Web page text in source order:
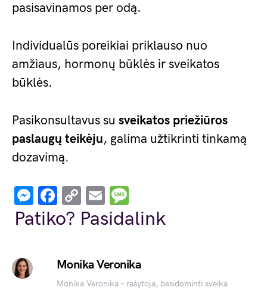
pasisavinamos per odą.
Individualūs poreikiai priklauso nuo
amžiaus, hormonų būklės ir sveikatos
būklės.
Pasikonsultavus su sveikatos priežiūros
paslaugų teikėju, galima užtikrinti tinkamą
dozavimą.
Messenger
Facebook
Copy
Link
Email
Patiko? Pasidalink
Monika Veronika
Monika Veronika – rašytoja, besidominti sveika